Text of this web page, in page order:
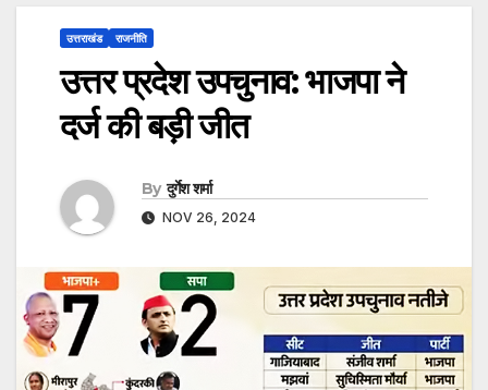
उत्तराखंड राजनीति
उत्तर प्रदेश उपचुनाव: भाजपा ने
दर्ज की बड़ी जीत
By दुर्गेश शर्मा
NOV 26, 2024